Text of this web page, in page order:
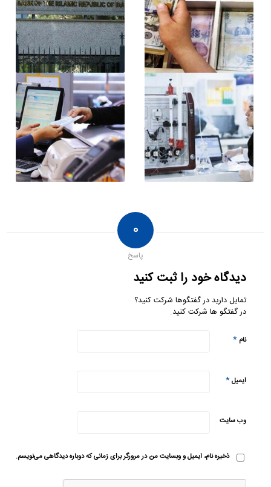
۰
پاسخ
دیدگاه خود را ثبت کنید
تمایل دارید در گفتگوها شرکت کنید؟
در گفتگو ها شرکت کنید.
نام*
ایمیل*
وب‌ سایت
ذخیره نام، ایمیل و وبسایت من در مرورگر برای زمانی که دوباره دیدگاهی می‌نویسم.